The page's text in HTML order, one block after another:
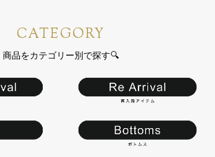
CATEGORY
商品をカテゴリー別で探す🔍